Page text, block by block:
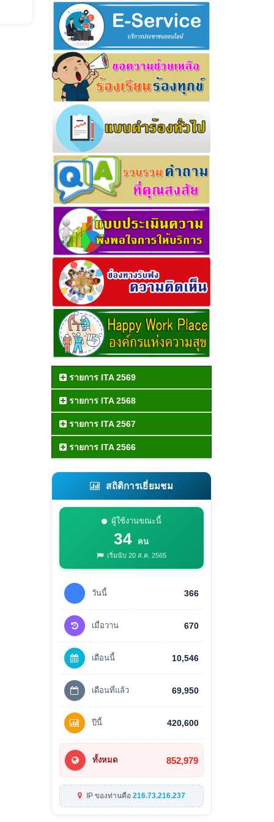
รายการ ITA 2569
รายการ ITA 2568
รายการ ITA 2567
รายการ ITA 2566
สถิติการเยี่ยมชม
ผู้ใช้งานขณะนี้
34 คน
เริ่มนับ 20 ส.ค. 2565
วันนี้ 366
เมื่อวาน 670
เดือนนี้ 10,546
เดือนที่แล้ว 69,950
ปีนี้ 420,600
ทั้งหมด 852,979
IP ของท่านคือ 216.73.216.237